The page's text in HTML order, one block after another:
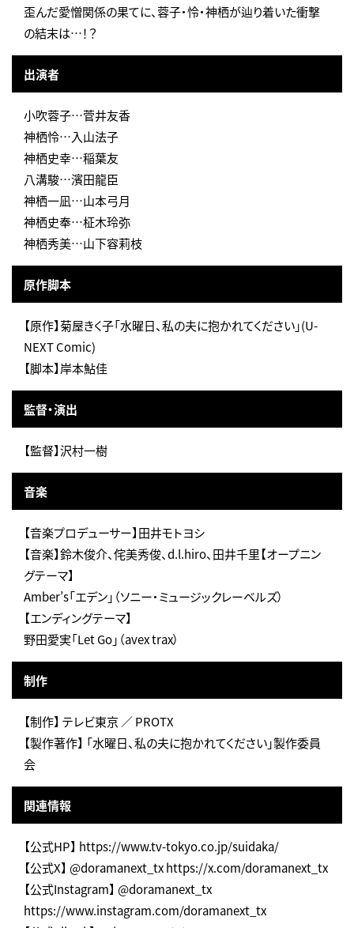
歪んだ愛憎関係の果てに、蓉子・怜・神栖が辿り着いた衝撃
の結末は…！？
出演者
小吹蓉子…菅井友香
神栖怜…入山法子
神栖史幸…稲葉友
八溝駿…濱田龍臣
神栖一凪…山本弓月
神栖史奉…柾木玲弥
神栖秀美…山下容莉枝
原作脚本
【原作】菊屋きく子「水曜日、私の夫に抱かれてください」(U-
NEXT Comic)
【脚本】岸本鮎佳
監督・演出
【監督】沢村一樹
音楽
【音楽プロデューサー】田井モトヨシ
【音楽】鈴木俊介、侘美秀俊、d.l.hiro、田井千里【オープニン
グテーマ】
Amber’s「エデン」（ソニー・ミュージックレーベルズ）
【エンディングテーマ】
野田愛実「Let Go」（avex trax）
制作
【制作】 テレビ東京 ／ PROTX
【製作著作】 「水曜日、私の夫に抱かれてください」製作委員
会
関連情報
【公式HP】 https://www.tv-tokyo.co.jp/suidaka/
【公式X】 @doramanext_tx https://x.com/doramanext_tx
【公式Instagram】 @doramanext_tx
https://www.instagram.com/doramanext_tx